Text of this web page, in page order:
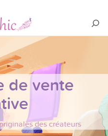
de vente
des créateurs